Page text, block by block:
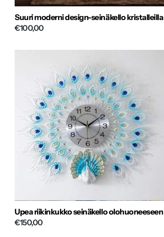
Suuri moderni design-seinäkello kristalleilla
€100,00
Upea riikinkukko seinäkello olohuoneeseen
€150,00